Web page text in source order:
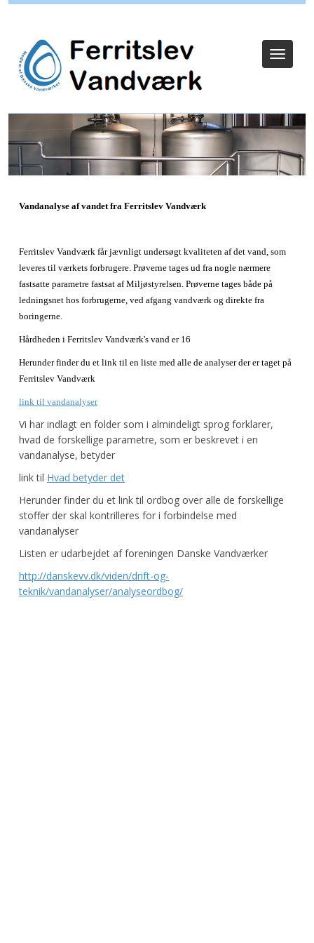
Toggle
Vandanalyse af vandet fra Ferritslev Vandværk
Ferritslev Vandværk får jævnligt undersøgt kvaliteten af det vand, som
leveres til værkets forbrugere. Prøverne tages ud fra nogle nærmere
fastsatte parametre fastsat af Miljøstyrelsen. Prøverne tages både på
ledningsnet hos forbrugerne, ved afgang vandværk og direkte fra
boringerne.
Hårdheden i Ferritslev Vandværk's vand er 16
Herunder finder du et link til en liste med alle de analyser der er taget på
Ferritslev Vandværk
link til vandanalyser
Vi har indlagt en folder som i almindeligt sprog forklarer,
hvad de forskellige parametre, som er beskrevet i en
vandanalyse, betyder
link til Hvad betyder det
Herunder finder du et link til ordbog over alle de forskellige
stoffer der skal kontrilleres for i forbindelse med
vandanalyser
Listen er udarbejdet af foreningen Danske Vandværker
http://danskevv.dk/viden/drift-og-
teknik/vandanalyser/analyseordbog/